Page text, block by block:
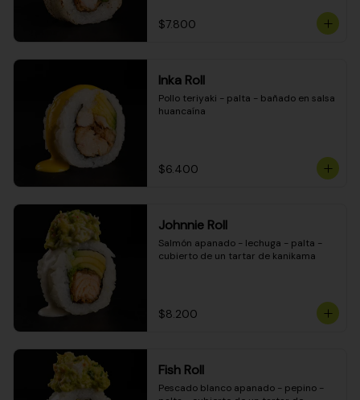
$7.800
Inka Roll
Pollo teriyaki - palta - bañado en salsa
huancaína
$6.400
Johnnie Roll
Salmón apanado - lechuga - palta -
cubierto de un tartar de kanikama
$8.200
Fish Roll
Pescado blanco apanado - pepino -